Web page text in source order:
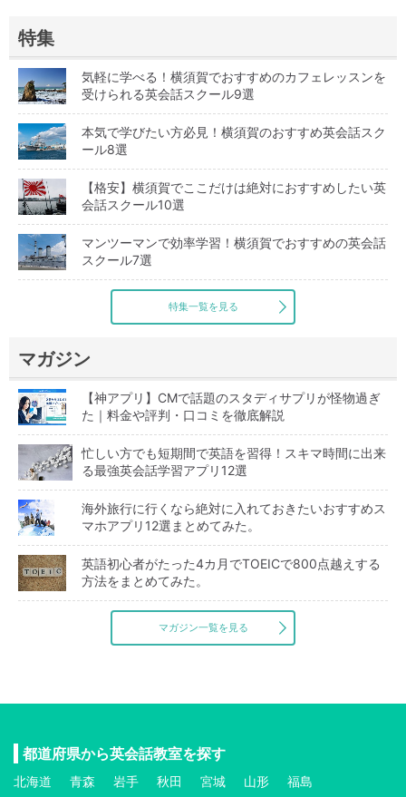
特集
気軽に学べる！横須賀でおすすめのカフェレッスンを
受けられる英会話スクール9選
本気で学びたい方必見！横須賀のおすすめ英会話スク
ール8選
【格安】横須賀でここだけは絶対におすすめしたい英
会話スクール10選
マンツーマンで効率学習！横須賀でおすすめの英会話
スクール7選
特集一覧を見る
マガジン
【神アプリ】CMで話題のスタディサプリが怪物過ぎ
た｜料金や評判・口コミを徹底解説
忙しい方でも短期間で英語を習得！スキマ時間に出来
る最強英会話学習アプリ12選
海外旅行に行くなら絶対に入れておきたいおすすめス
マホアプリ12選まとめてみた。
英語初心者がたった4カ月でTOEICで800点越えする
方法をまとめてみた。
マガジン一覧を見る
都道府県から英会話教室を探す
北海道 青森 岩手 秋田 宮城 山形 福島